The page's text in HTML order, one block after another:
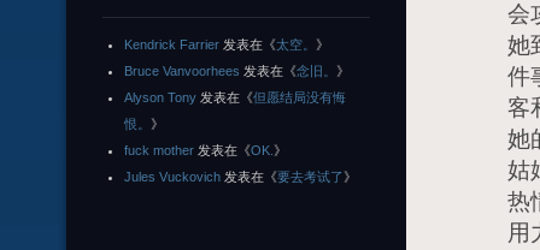
会
她
件
客
她
姑
热
用
Kendrick Farrier 发表在《太空。 》
Bruce Vanvoorhees 发表在《念旧。 》
Alyson Tony 发表在《但愿结局没有悔
恨。 》
fuck mother 发表在《OK. 》
Jules Vuckovich 发表在《要去考试了》